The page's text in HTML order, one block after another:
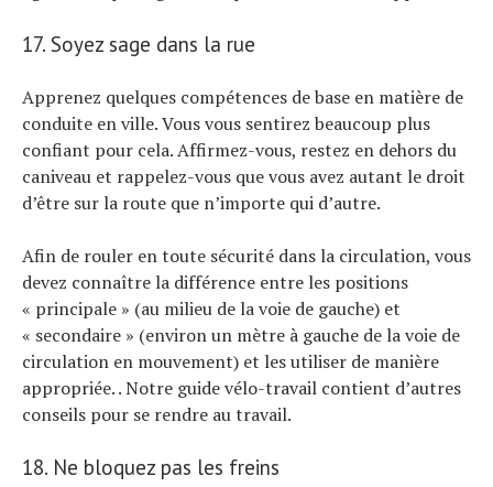
17. Soyez sage dans la rue
Apprenez quelques compétences de base en matière de
conduite en ville. Vous vous sentirez beaucoup plus
confiant pour cela. Affirmez-vous, restez en dehors du
caniveau et rappelez-vous que vous avez autant le droit
d’être sur la route que n’importe qui d’autre.
Afin de rouler en toute sécurité dans la circulation, vous
devez connaître la différence entre les positions
« principale » (au milieu de la voie de gauche) et
« secondaire » (environ un mètre à gauche de la voie de
circulation en mouvement) et les utiliser de manière
appropriée. . Notre guide vélo-travail contient d’autres
conseils pour se rendre au travail.
18. Ne bloquez pas les freins